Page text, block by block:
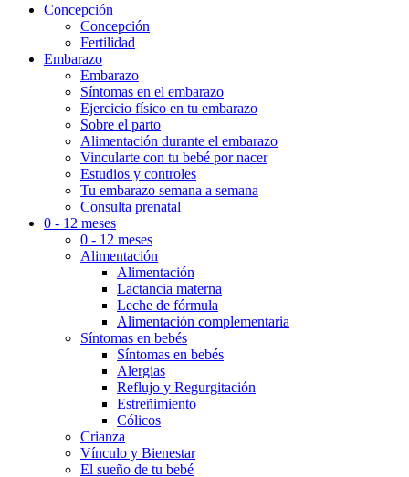
Concepción
Concepción
Fertilidad
Embarazo
Embarazo
Síntomas en el embarazo
Ejercicio físico en tu embarazo
Sobre el parto
Alimentación durante el embarazo
Vincularte con tu bebé por nacer
Estudios y controles
Tu embarazo semana a semana
Consulta prenatal
0 - 12 meses
0 - 12 meses
Alimentación
Alimentación
Lactancia materna
Leche de fórmula
Alimentación complementaria
Síntomas en bebés
Síntomas en bebés
Alergias
Reflujo y Regurgitación
Estreñimiento
Cólicos
Crianza
Vínculo y Bienestar
El sueño de tu bebé